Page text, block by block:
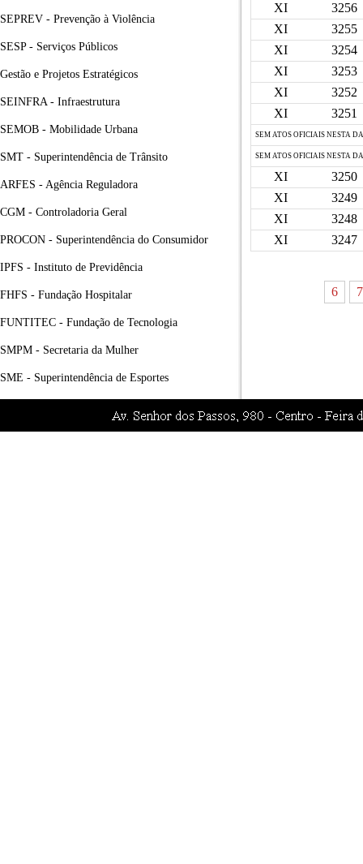
SEPREV - Prevenção à Violência
SESP - Serviços Públicos
Gestão e Projetos Estratégicos
SEINFRA - Infraestrutura
SEMOB - Mobilidade Urbana
SMT - Superintendência de Trânsito
ARFES - Agência Reguladora
CGM - Controladoria Geral
PROCON - Superintendência do Consumidor
IPFS - Instituto de Previdência
FHFS - Fundação Hospitalar
FUNTITEC - Fundação de Tecnologia
SMPM - Secretaria da Mulher
SME - Superintendência de Esportes
XI
3256
XI
3255
XI
3254
XI
3253
XI
3252
XI
3251
SEM ATOS OFICIAIS NESTA
SEM ATOS OFICIAIS NESTA
XI
3250
XI
3249
XI
3248
XI
3247
6 7